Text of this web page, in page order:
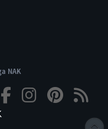
NAK